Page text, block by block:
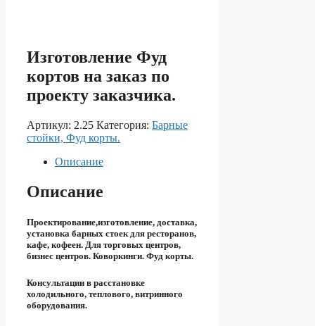
Изготовление Фуд
кортов на заказ по
проекту заказчика.
Артикул: 2.25 Категория: Барные
стойки, Фуд корты.
Описание
Описание
Проектирование,изготовление, доставка,
установка барных стоек для ресторанов,
кафе, кофеен. Для торговых центров,
бизнес центров. Коворкинги. Фуд корты.
Консультации в расстановке
холодильного, теплового, витринного
оборудования.